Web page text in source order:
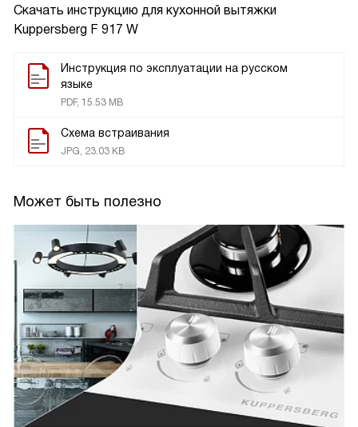
Скачать инструкцию для кухонной вытяжки
Kuppersberg F 917 W
Инструкция по эксплуатации на русском
языке
PDF, 15.53 MB
Схема встраивания
JPG, 23.03 KB
Может быть полезно